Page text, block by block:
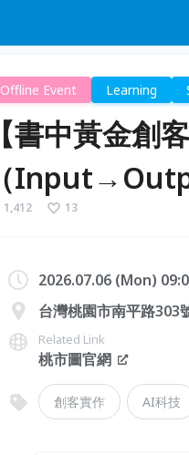
Offline Event Learning
【書中黃金創
（
1,412 13
2026.07.06 (Mon)
台灣桃園市南平路303
Related Link
桃市圖官網
創客實作 AI科技